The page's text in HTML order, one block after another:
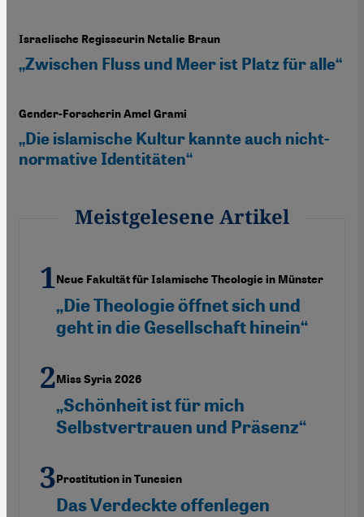
Israelische Regisseurin Netalie Braun
„Zwischen Fluss und Meer ist Platz für alle“
Gender-Forscherin Amel Grami
„Die islamische Kultur kannte auch nicht-
normative Identitäten“
Meistgelesene Artikel
Neue Fakultät für Islamische Theologie in Münster
„Die Theologie öffnet sich und
geht in die Gesellschaft hinein“
Miss Syria 2026
„Schönheit ist für mich
Selbstvertrauen und Präsenz“
Prostitution in Tunesien
Das Verdeckte offenlegen